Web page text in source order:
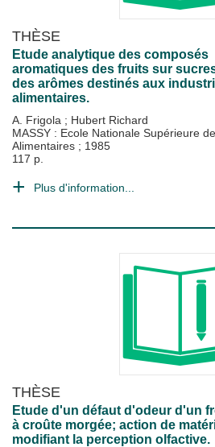
THÈSE
Etude analytique des composés
aromatiques des fruits sur
des arômes destinés aux
alimentaires.
A. Frigola ; Hubert Richard
MASSY : Ecole Nationale Supérieure
Alimentaires ; 1985
117 p.
Plus d'information...
THÈSE
Etude d'un défaut d'odeur d'un
à croûte morgée; action de
modifiant la perception olfactive.